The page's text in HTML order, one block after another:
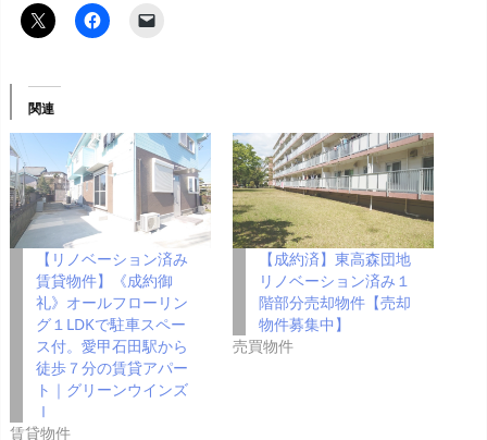
関連
【リノベーション済み
賃貸物件】《成約御
礼》オールフローリン
グ１LDKで駐車スペー
ス付。愛甲石田駅から
徒歩７分の賃貸アパー
ト｜グリーンウインズ
Ⅰ
賃貸物件
【成約済】東高森団地
リノベーション済み１
階部分売却物件【売却
物件募集中】
売買物件